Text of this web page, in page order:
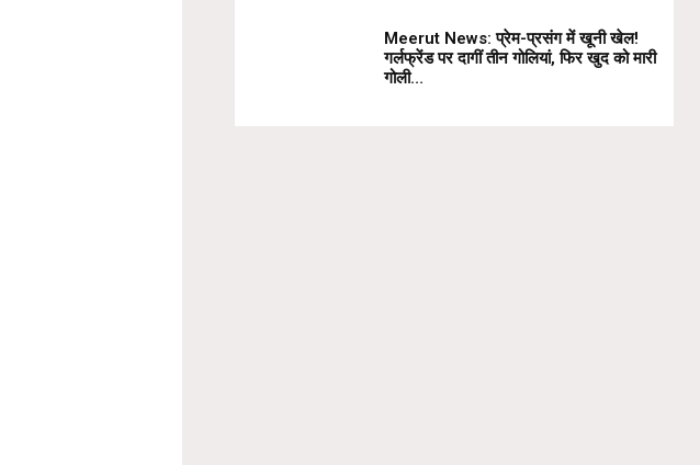
Meerut News: प्रेम-प्रसंग में खूनी खेल!
गर्लफ्रेंड पर दागीं तीन गोलियां, फिर खुद को मारी
गोली…